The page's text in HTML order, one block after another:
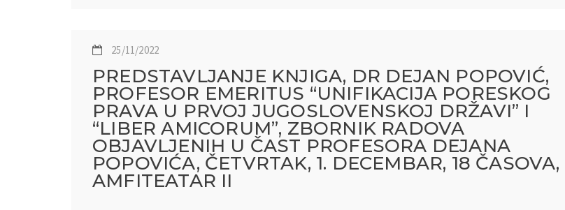
25/11/2022
PREDSTAVLJANJE KNJIGA, DR DEJAN POPOVIĆ,
PROFESOR EMERITUS “UNIFIKACIJA PORESKOG
PRAVA U PRVOJ JUGOSLOVENSKOJ DRŽAVI” I
“LIBER AMICORUM”, ZBORNIK RADOVA
OBJAVLJENIH U ČAST PROFESORA DEJANA
POPOVIĆA, ČETVRTAK, 1. DECEMBAR, 18 ČASOVA,
AMFITEATAR II